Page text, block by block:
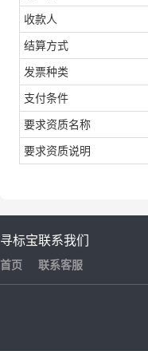
收款人
结算方式
发票种类
支付条件
要求资质名称
要求资质说明
寻标宝
首页
联系我们
联系客服